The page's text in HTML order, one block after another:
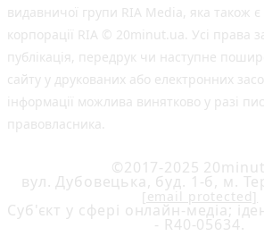
видавничої групи RIA Media, яка також
корпорації RIA © 20minut.ua. Усі права
публiкацiя, передрук чи наступне
сайту у друкованих або електронних
інформації можлива винятково у разі
правовласника.
©2017-2025
вул. Дубовецька, буд. 1-б, м.
[email protected]
Cуб'єкт у сфері онлайн-медіа;
- R40-05634.